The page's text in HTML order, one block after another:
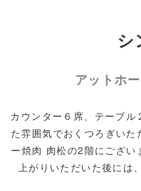
シ
アットホ
カウンター６席、テーブ
た雰囲気でおくつろぎい
ー焼肉 肉松の2階にござい
上がりいただいた後には